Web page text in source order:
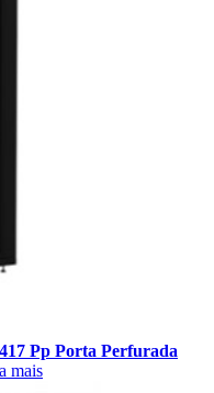
Pp Porta Perfurada
mais